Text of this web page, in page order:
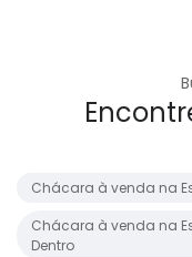
Chácara à venda na
Chácara à venda na
Dentro